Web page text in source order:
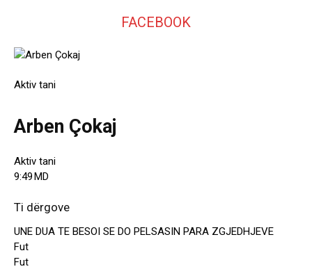
FACEBOOK
Aktiv tani
Arben Çokaj
Aktiv tani
9:49 MD
Ti dërgove
UNE DUA TE BESOI SE DO PELSASIN PARA ZGJEDHJEVE
Fut
Fut